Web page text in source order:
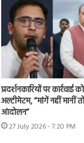
प्रदर्शनकारियों पर
अल्टीमेटम, “मांगें नहीं मानीं
आंदोलन”
27 July 2026 - 7:20 PM